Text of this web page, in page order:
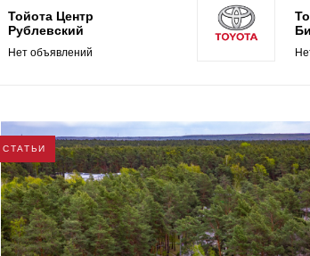
Тойота Центр
Рублевский
Нет объявлений
СТАТЬИ